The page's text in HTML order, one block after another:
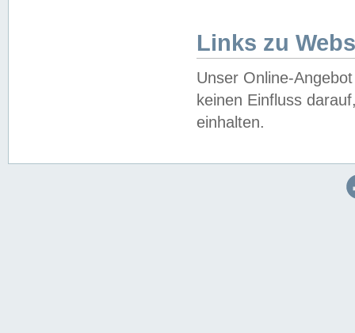
Links zu
Unser Online-
keinen Einfluss
einhalten.